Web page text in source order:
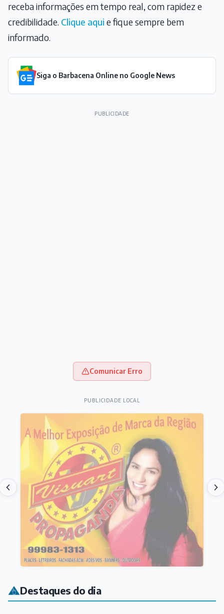
receba informações em tempo real, com rapidez e
credibilidade. Clique aqui e fique sempre bem
informado.
Siga o Barbacena Online no Google News
PUBLICIDADE
Comunicar Erro
PUBLICIDADE LOCAL
Destaques do dia